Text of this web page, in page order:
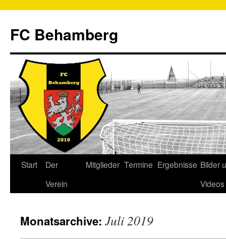
FC Behamberg
Start
Der
Verein
Mitglieder Termine Ergebnisse Bilder
Videos
Monatsarchive: Juli 2019